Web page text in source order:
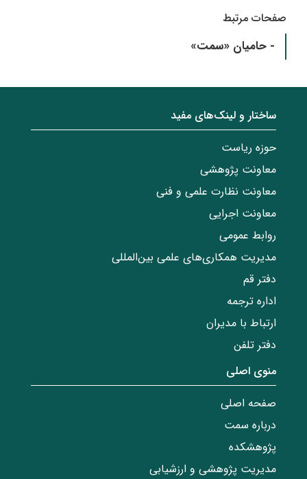
صفحات مرتبط
- حامیان «سمت»
ساختار‌‌ و‌‌ لینک‌های مفید
حوزه ریاست
معاونت پژوهشی
معاونت نظارت علمی و فنی
معاونت اجرایی
روابط عمومی
مدیریت همکاری‌های علمی بین‌المللی
دفتر قم
اداره ترجمه
ارتباط با مدیران
دفتر تلفن
منوی اصلی
صفحه اصلی
درباره سمت
پژوهشکده
مدیریت پژوهشی و ارزشیابی